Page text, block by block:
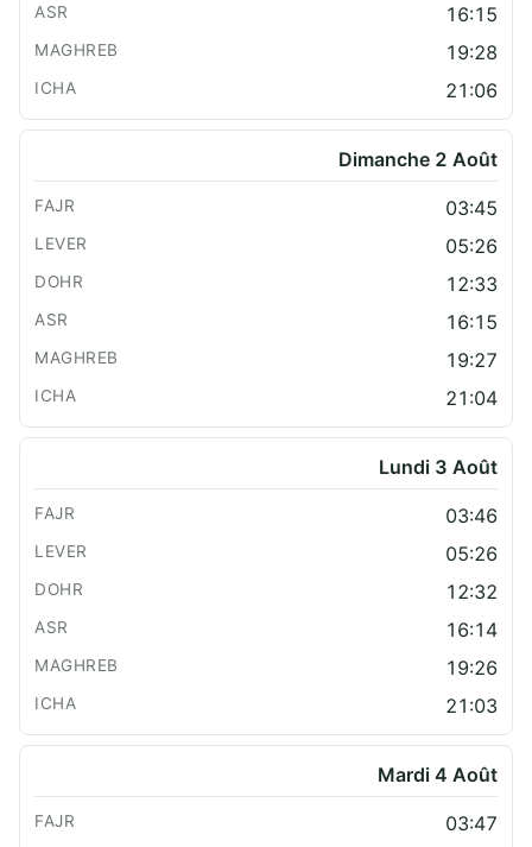
16:15
19:28
21:06
Dimanche 2 Août
03:45
05:26
12:33
16:15
19:27
21:04
Lundi 3 Août
03:46
05:26
12:32
16:14
19:26
21:03
Mardi 4 Août
03:47